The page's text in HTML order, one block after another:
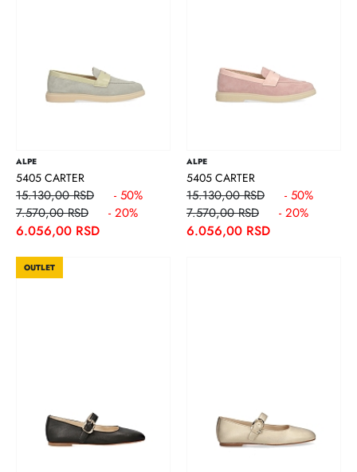
ALPE
5405 CARTER
15.130,00 RSD
- 50%
7.570,00 RSD
- 20%
6.056,00 RSD
ALPE
5405 CARTER
15.130,00 RSD
- 50%
7.570,00 RSD
- 20%
6.056,00 RSD
OUTLET